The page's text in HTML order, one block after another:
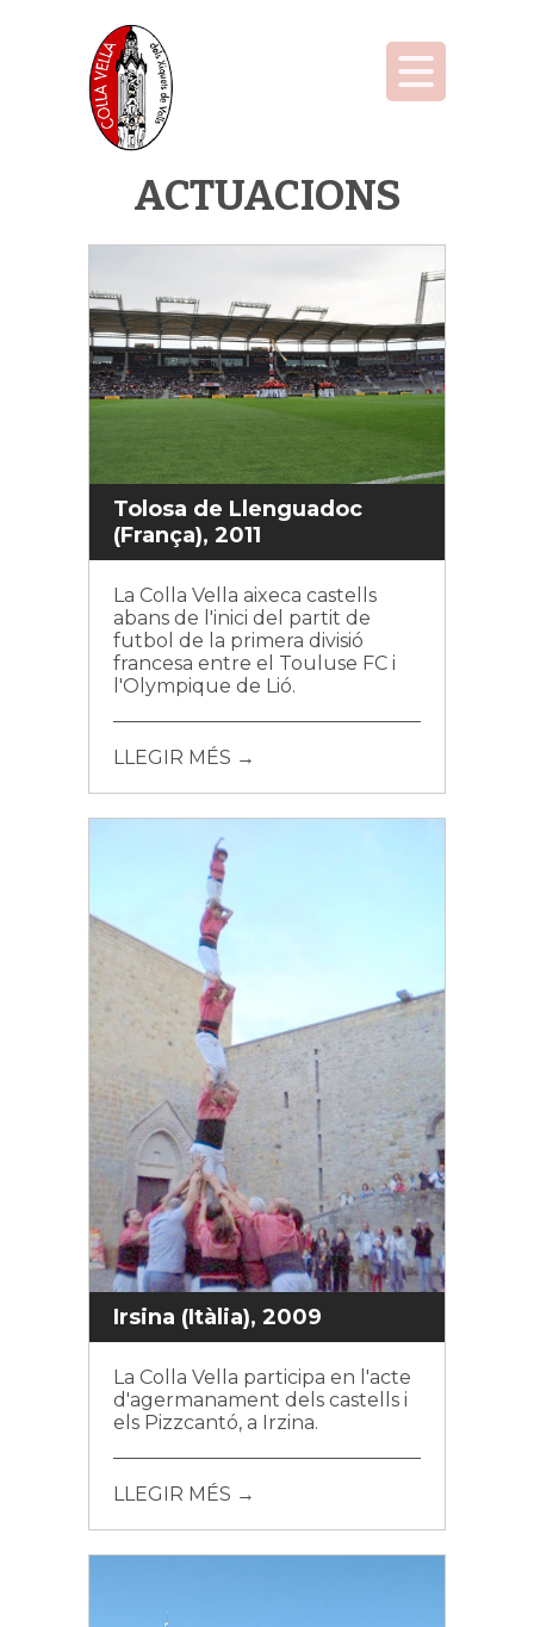
ACTUACIONS
Tolosa de Llenguadoc
(França), 2011
La Colla Vella aixeca castells
abans de l'inici del partit de
futbol de la primera divisió
francesa entre el Touluse FC i
l'Olympique de Lió.
LLEGIR MÉS →
Irsina (Itàlia), 2009
La Colla Vella participa en l'acte
d'agermanament dels castells i
els Pizzcantó, a Irzina.
LLEGIR MÉS →